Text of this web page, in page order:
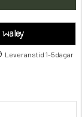
Leveranstid 1-5dagar